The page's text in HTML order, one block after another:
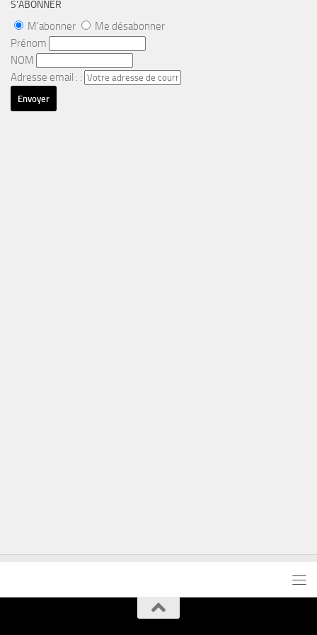
S’ABONNER
M'abonner
Me désabonner
Prénom
NOM
Adresse email : :